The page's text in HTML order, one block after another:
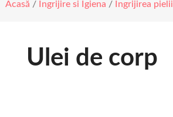
Acasă / Ingrijire si Igiena / Ingrijirea pielii
Ulei de corp